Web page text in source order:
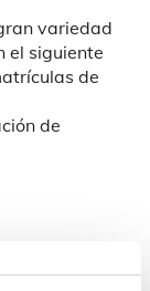
variedad
el siguiente
de
de